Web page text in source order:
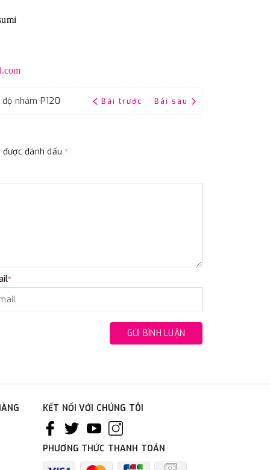
nhám P120 Bài trước Bài sau
được đánh dấu*
*
GỬI BÌNH LUẬN
KẾT NỐI VỚI CHÚNG TÔI
PHƯƠNG THỨC THANH TOÁN